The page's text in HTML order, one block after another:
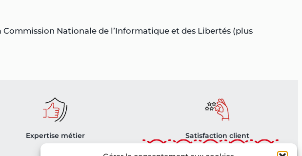
Nationale de l’Informatique et des Libertés (plus
Expertise métier Satisfaction client